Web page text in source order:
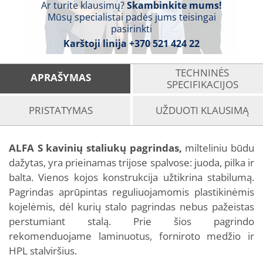
Ar turite klausimų?Skambinkite mums!
Mūsų specialistai padės jums teisingai
pasirinkti
Karštoji linija +370 521 424 22
APRAŠYMAS
TECHNINĖS
SPECIFIKACIJOS
PRISTATYMAS
UŽDUOTI KLAUSIMĄ
ALFA S kavinių staliukų pagrindas, milteliniu būdu
dažytas, yra prieinamas trijose spalvose: juoda, pilka ir
balta. Vienos kojos konstrukcija užtikrina stabilumą.
Pagrindas aprūpintas reguliuojamomis plastikinėmis
kojelėmis, dėl kurių stalo pagrindas nebus pažeistas
perstumiant stalą. Prie šios pagrindo
rekomenduojame laminuotus, forniroto medžio ir
HPL stalviršius.